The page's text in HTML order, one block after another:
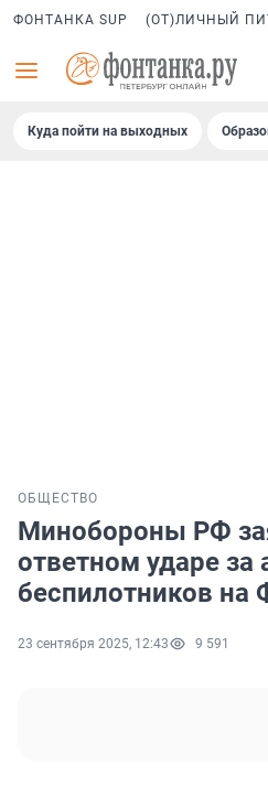
ФОНТАНКА SUP (ОТ)ЛИЧНЫЙ
Куда пойти на выходных
ОБЩЕСТВО
Минобороны РФ
ответном ударе за
беспилотников на
23 сентября 2025, 12:43 9 591